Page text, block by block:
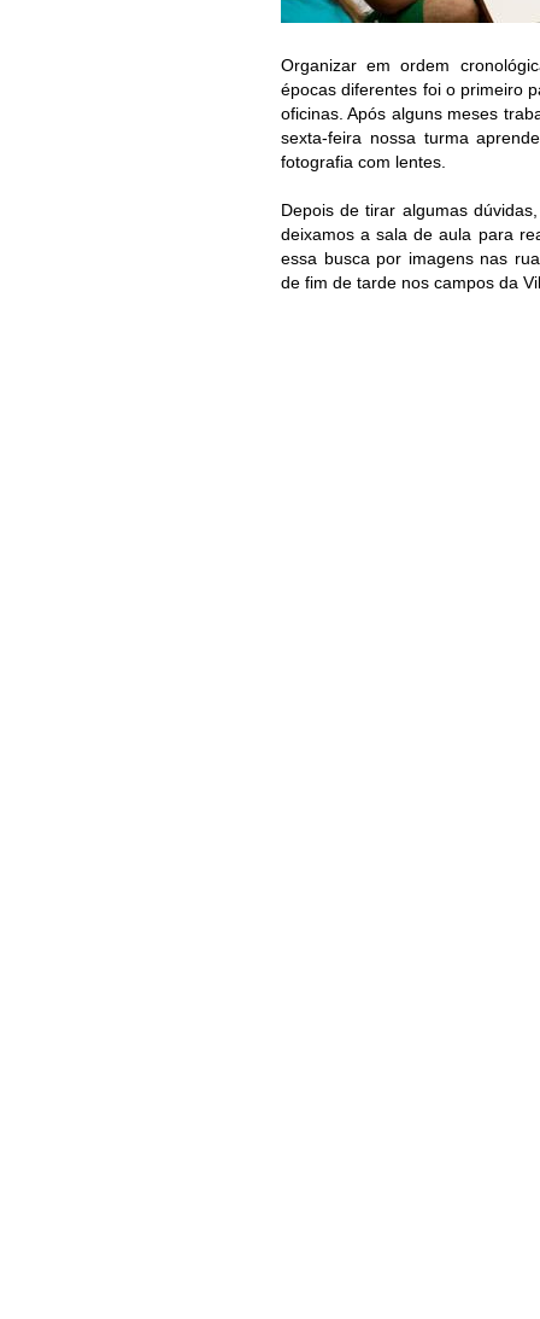
Organizar em ordem
épocas diferentes foi o primeiro
oficinas. Após alguns meses
sexta-feira nossa turma
fotografia com lentes.
Depois de tirar algumas
deixamos a sala de aula para
essa busca por imagens nas
de fim de tarde nos campos da